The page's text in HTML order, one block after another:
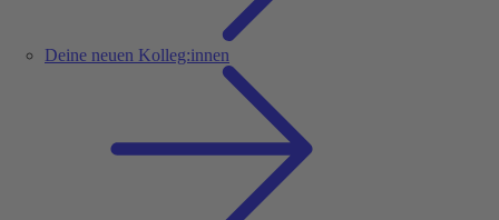
Deine neuen Kolleg:innen